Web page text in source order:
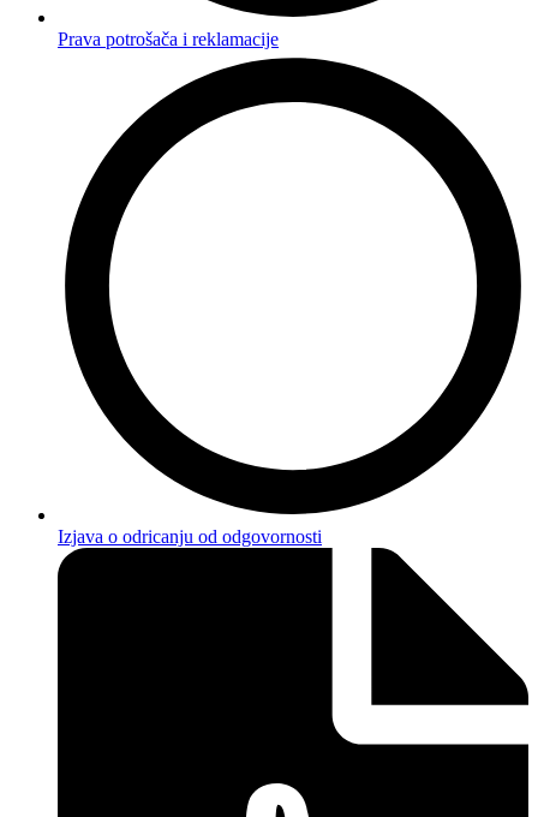
Prava potrošača i reklamacije
Izjava o odricanju od odgovornosti